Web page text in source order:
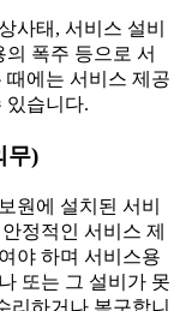
사태, 서비스 설비
폭주 등으로 서
때에는 서비스 제공
있습니다.
무)
원에 설치된 서비
정적인 서비스 제
야 하며 서비스용
또는 그 설비가 못
리하거나 복구합니